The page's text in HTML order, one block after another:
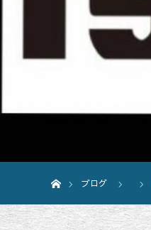
ブログ